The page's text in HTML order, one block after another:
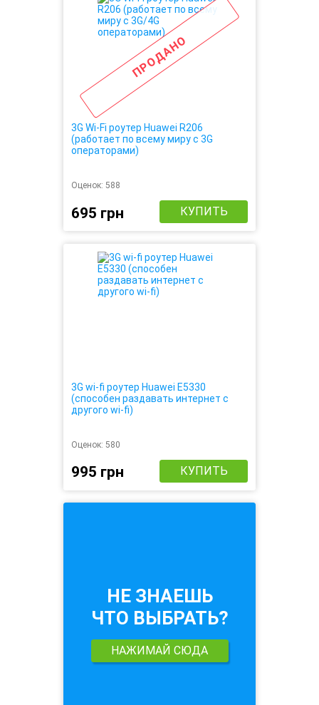
ПРОДАНО
3G Wi-Fi роутер Huawei R206
(работает по всему миру с 3G
операторами)
Оценок: 588
695 грн КУПИТЬ
3G wi-fi роутер Huawei E5330
(способен раздавать интернет с
другого wi-fi)
Оценок: 580
995 грн КУПИТЬ
НЕ ЗНАЕШЬ
ЧТО ВЫБРАТЬ?
НАЖИМАЙ СЮДА